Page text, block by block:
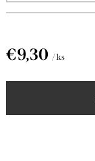
€9,30 / ks
cena: